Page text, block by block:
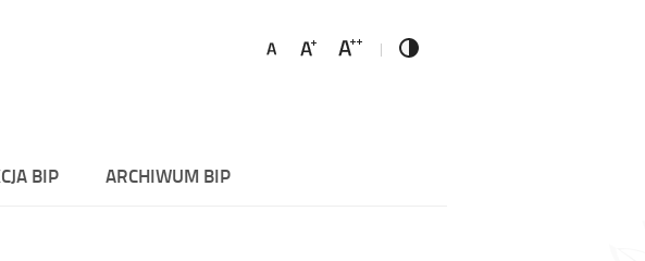
BIP ARCHIWUM BIP